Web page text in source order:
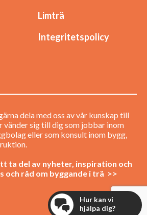
Hur kan vi
hjälpa dig?
Limträ
Integritetspolicy
dela med oss av vår kunskap till
vänder sig till dig som jobbar inom
eller som konsult inom bygg,
ta del av nyheter, inspiration och
och råd om byggande i trä >>